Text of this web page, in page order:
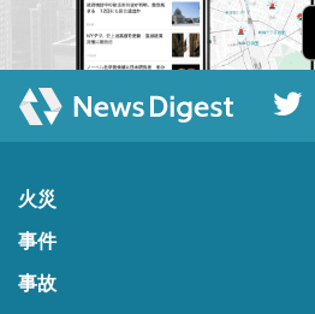
火災
事件
事故